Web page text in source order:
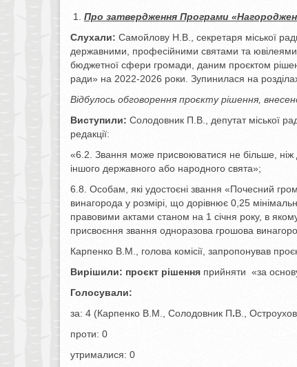
Про затвердження Програми
Слухали: Самойлову Н.В., секретаря міської
державними, професійними святами та ювілеями,
бюджетної сфери громади, даним проєктом
ради» на 2022-2026 роки. Зупинилася на
Відбулось обговорення проєкту рішення,
Виступили: Солодовник П.В., депутат міської
редакції:
«6.2. Звання може присвоюватися не більше, ніж
іншого державного або народного свята»;
6.8. Особам, які удостоєні звання «Почесний
винагорода у розмірі, що дорівнює 0,25
правовими актами станом на 1 січня року, в
присвоєння звання одноразова грошова
Карпенко В.М., голова комісії, запропонував
Вирішили: проєкт рішення прийняти «за
Голосували:
за: 4 (Карпенко В.М., Солодовник П.В.,
проти: 0
утрималися: 0